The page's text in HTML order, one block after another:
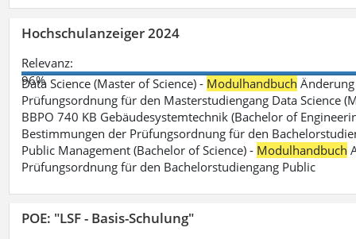
Hochschulanzeiger 2024
Relevanz:
96%
Data Science (Master of Science) - Modulhandbuch
Prüfungsordnung für den Masterstudiengang Data Science
BBPO 740 KB Gebäudesystemtechnik (Bachelor of
Bestimmungen der Prüfungsordnung für den
Public Management (Bachelor of Science) - Modulhandbuch
Prüfungsordnung für den Bachelorstudiengang Public
POE: "LSF - Basis-Schulung"